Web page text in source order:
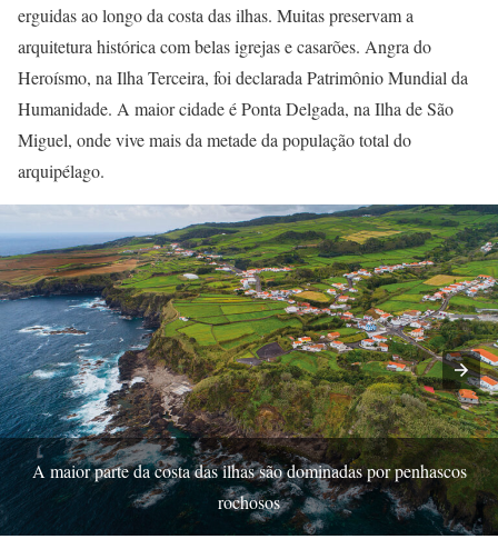
erguidas ao longo da costa das ilhas. Muitas preservam a
arquitetura histórica com belas igrejas e casarões. Angra do
Heroísmo, na Ilha Terceira, foi declarada Patrimônio Mundial da
Humanidade. A maior cidade é Ponta Delgada, na Ilha de São
Miguel, onde vive mais da metade da população total do
arquipélago.
A maior parte da costa das ilhas são dominadas por penhascos
rochosos